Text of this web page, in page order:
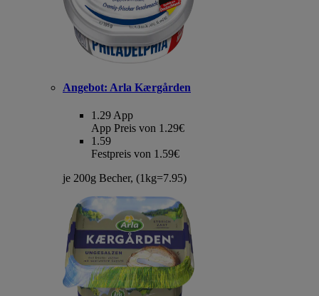
Angebot: Arla Kærgården
1.29 App
App Preis von 1.29€
1.59
Festpreis von 1.59€
je 200g Becher, (1kg=7.95)